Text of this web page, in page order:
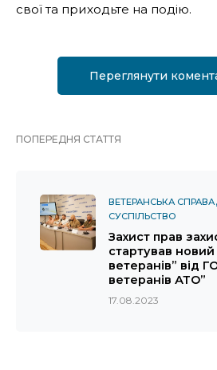
свої та приходьте на подію.
Переглянути
ПОПЕРЕДНЯ СТАТТЯ
ВЕТЕРАНСЬКА СПРАВА
СУСПІЛЬСТВО
Захист прав
стартував
ветеранів” від
ветеранів АТО”
17.08.2023